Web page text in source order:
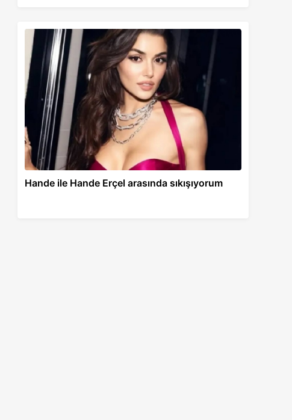
Hande ile Hande Erçel arasında sıkışıyorum